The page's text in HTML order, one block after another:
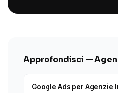
Approfondisci —
Google Ads per Agenzie